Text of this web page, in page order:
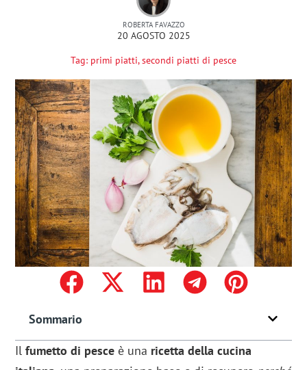
ROBERTA FAVAZZO
20 AGOSTO 2025
Tag: primi piatti,secondi piatti di pesce
Sommario
Ilfumetto di pesce è una ricetta della cucina